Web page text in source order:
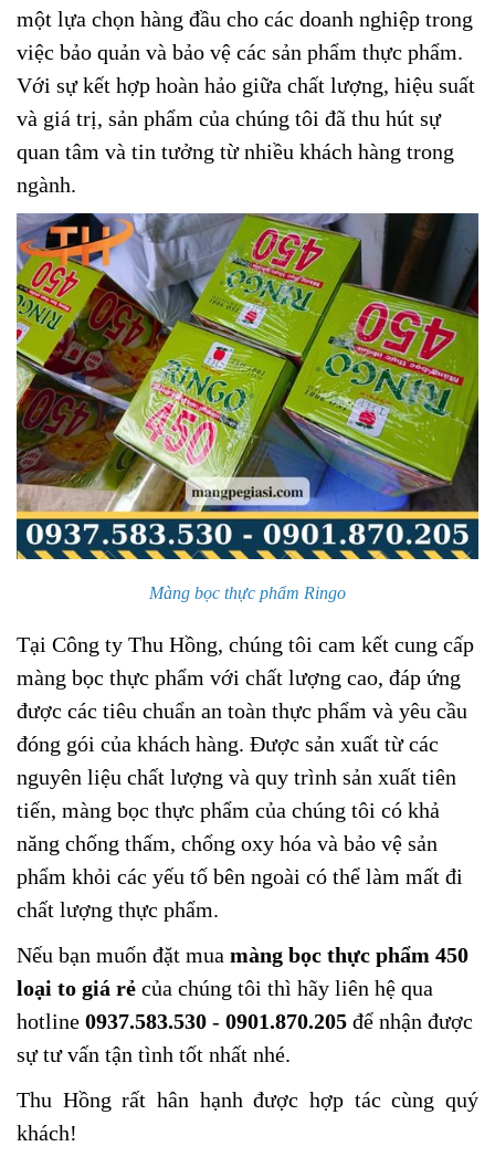
một lựa chọn hàng đầu cho các doanh nghiệp trong
việc bảo quản và bảo vệ các sản phẩm thực phẩm.
Với sự kết hợp hoàn hảo giữa chất lượng, hiệu suất
và giá trị, sản phẩm của chúng tôi đã thu hút sự
quan tâm và tin tưởng từ nhiều khách hàng trong
ngành.
Màng bọc thực phẩm Ringo
Tại Công ty Thu Hồng, chúng tôi cam kết cung cấp
màng bọc thực phẩm với chất lượng cao, đáp ứng
được các tiêu chuẩn an toàn thực phẩm và yêu cầu
đóng gói của khách hàng. Được sản xuất từ các
nguyên liệu chất lượng và quy trình sản xuất tiên
tiến, màng bọc thực phẩm của chúng tôi có khả
năng chống thấm, chống oxy hóa và bảo vệ sản
phẩm khỏi các yếu tố bên ngoài có thể làm mất đi
chất lượng thực phẩm.
Nếu bạn muốn đặt mua màng bọc thực phẩm 450
loại to giá rẻ của chúng tôi thì hãy liên hệ qua
hotline 0937.583.530 - 0901.870.205 để nhận được
sự tư vấn tận tình tốt nhất nhé.
Thu Hồng rất hân hạnh được hợp tác cùng quý
khách!